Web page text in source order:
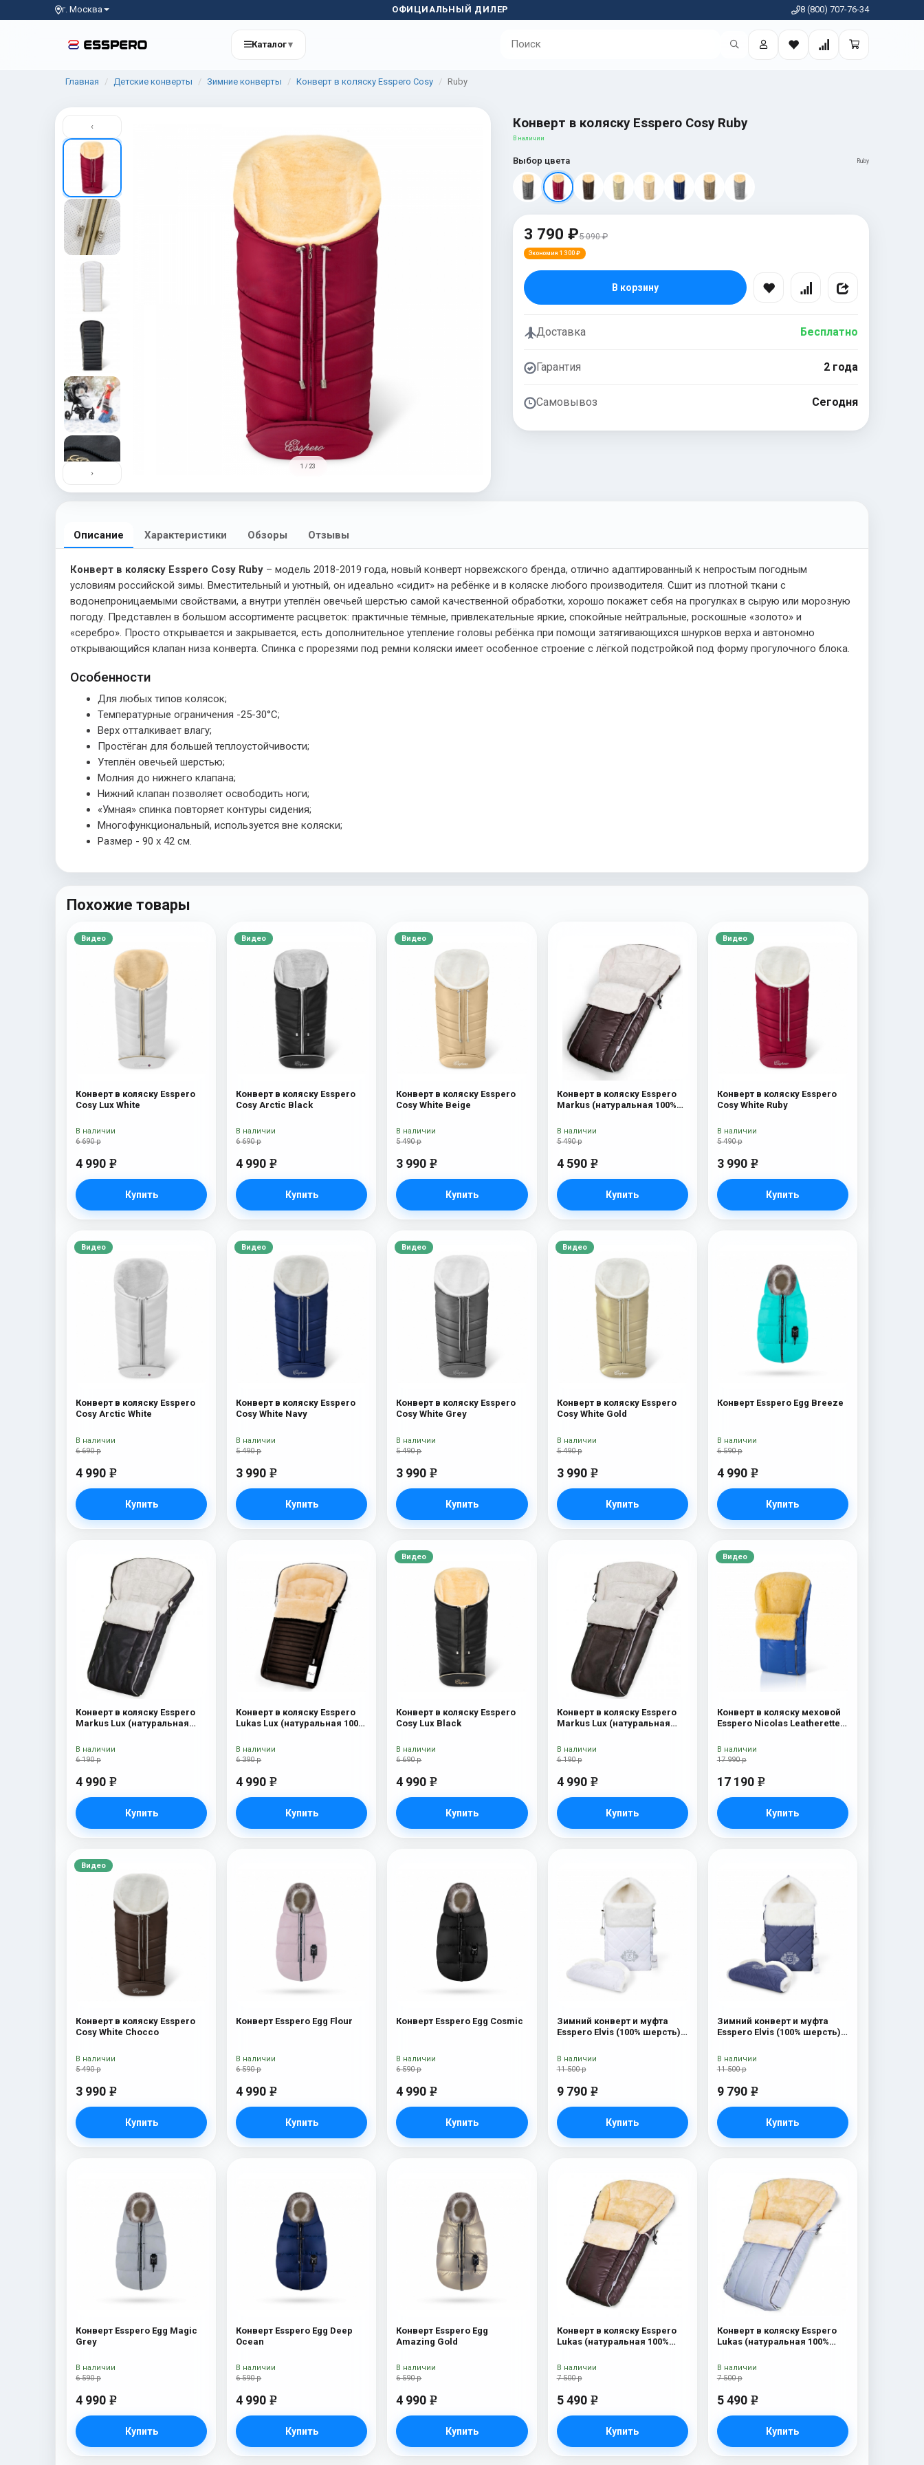
г. Москва ОФИЦИАЛЬНЫЙ ДИЛЕР 8 (800) 707-76-34
Каталог▾
Главная Детские конверты Зимние конверты Конверт в коляску Esspero Cosy Ruby
‹
›
1 / 23
Конверт в коляску Esspero Cosy Ruby
В наличии
Выбор цвета Ruby
3 790 ₽5 090 ₽
Экономия 1 300 ₽
В корзину
Доставка Бесплатно
Гарантия 2 года
Самовывоз Сегодня
Описание Характеристики Обзоры Отзывы
Конверт в коляску Esspero Cosy Ruby – модель 2018-2019 года, новый конверт норвежского бренда, отлично адаптированный к непростым погодным
условиям российской зимы. Вместительный и уютный, он идеально «сидит» на ребёнке и в коляске любого производителя. Сшит из плотной ткани с
водонепроницаемыми свойствами, а внутри утеплён овечьей шерстью самой качественной обработки, хорошо покажет себя на прогулках в сырую или морозную
погоду. Представлен в большом ассортименте расцветок: практичные тёмные, привлекательные яркие, спокойные нейтральные, роскошные «золото» и
«серебро». Просто открывается и закрывается, есть дополнительное утепление головы ребёнка при помощи затягивающихся шнурков верха и автономно
открывающийся клапан низа конверта. Спинка с прорезями под ремни коляски имеет особенное строение с лёгкой подстройкой под форму прогулочного блока.
Особенности
Для любых типов колясок;
Температурные ограничения -25-30°С;
Верх отталкивает влагу;
Простёган для большей теплоустойчивости;
Утеплён овечьей шерстью;
Молния до нижнего клапана;
Нижний клапан позволяет освободить ноги;
«Умная» спинка повторяет контуры сидения;
Многофункциональный, используется вне коляски;
Размер - 90 x 42 см.
Похожие товары
Видео
Конверт в коляску Esspero
Cosy Lux White
6 690 р
4 990 e
Купить
В наличии
Видео
Конверт в коляску Esspero
Cosy Arctic Black
6 690 р
4 990 e
Купить
В наличии
Видео
Конверт в коляску Esspero
Cosy White Beige
5 490 р
3 990 e
Купить
В наличии
Конверт в коляску Esspero
Markus (натуральная 100%
5 490 р
4 590 e
Купить
В наличии
Видео
Конверт в коляску Esspero
Cosy White Ruby
5 490 р
3 990 e
Купить
В наличии
Видео
Конверт в коляску Esspero
Cosy Arctic White
6 690 р
4 990 e
Купить
В наличии
Видео
Конверт в коляску Esspero
Cosy White Navy
5 490 р
3 990 e
Купить
В наличии
Видео
Конверт в коляску Esspero
Cosy White Grey
5 490 р
3 990 e
Купить
В наличии
Видео
Конверт в коляску Esspero
Cosy White Gold
5 490 р
3 990 e
Купить
В наличии
Конверт Esspero Egg Breeze
6 590 р
4 990 e
Купить
В наличии
Конверт в коляску Esspero
Markus Lux (натуральная
6 190 р
4 990 e
Купить
В наличии
Конверт в коляску Esspero
Lukas Lux (натуральная 100%
6 390 р
4 990 e
Купить
В наличии
Видео
Конверт в коляску Esspero
Cosy Lux Black
6 690 р
4 990 e
Купить
В наличии
Конверт в коляску Esspero
Markus Lux (натуральная
6 190 р
4 990 e
Купить
В наличии
Видео
Конверт в коляску меховой
Esspero Nicolas Leatherette
17 990 р
17 190 e
Купить
В наличии
Видео
Конверт в коляску Esspero
Cosy White Chocco
5 490 р
3 990 e
Купить
В наличии
Конверт Esspero Egg Flour
6 590 р
4 990 e
Купить
В наличии
Конверт Esspero Egg Cosmic
6 590 р
4 990 e
Купить
В наличии
Зимний конверт и муфта
Esspero Elvis (100% шерсть)
11 500 р
9 790 e
Купить
В наличии
Зимний конверт и муфта
Esspero Elvis (100% шерсть)
11 500 р
9 790 e
Купить
В наличии
Конверт Esspero Egg Magic
Grey
6 590 р
4 990 e
Купить
В наличии
Конверт Esspero Egg Deep
Ocean
6 590 р
4 990 e
Купить
В наличии
Конверт Esspero Egg
Amazing Gold
6 590 р
4 990 e
Купить
В наличии
Конверт в коляску Esspero
Lukas (натуральная 100%
7 500 р
5 490 e
Купить
В наличии
Конверт в коляску Esspero
Lukas (натуральная 100%
7 500 р
5 490 e
Купить
В наличии